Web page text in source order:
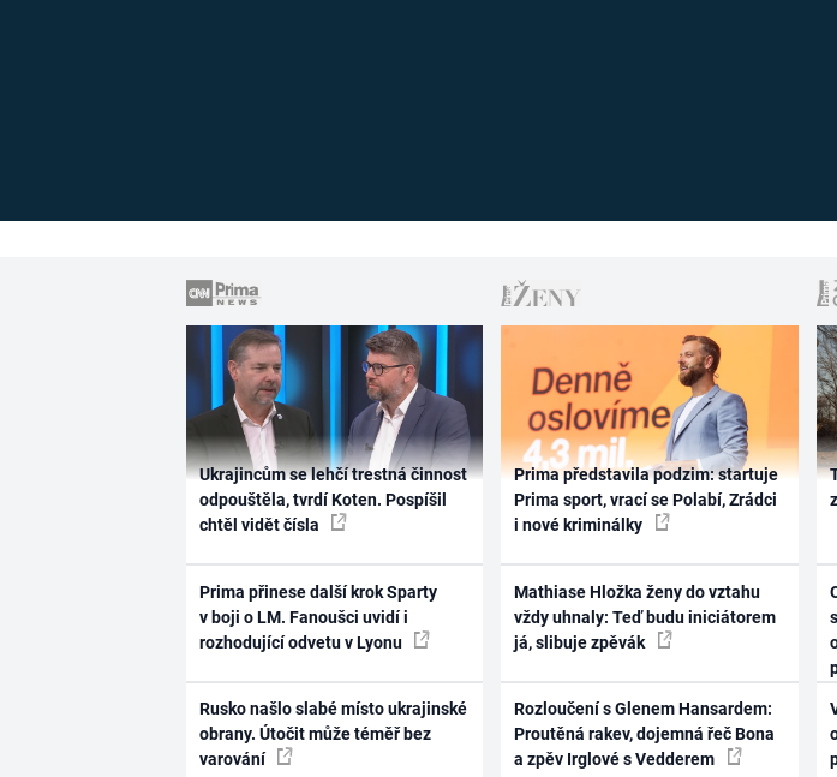
Ukrajincům se lehčí trestná činnost
odpouštěla, tvrdí Koten. Pospíšil
chtěl vidět čísla
Prima přinese další krok Sparty
v boji o LM. Fanoušci uvidí i
rozhodující odvetu v Lyonu
Rusko našlo slabé místo ukrajinské
obrany. Útočit může téměř bez
varování
Prima představila podzim: startuje
Prima sport, vrací se Polabí, Zrádci
i nové kriminálky
Mathiase Hložka ženy do vztahu
vždy uhnaly: Teď budu iniciátorem
já, slibuje zpěvák
Rozloučení s Glenem Hansardem:
Proutěná rakev, dojemná řeč Bona
a zpěv Irglové s Vedderem